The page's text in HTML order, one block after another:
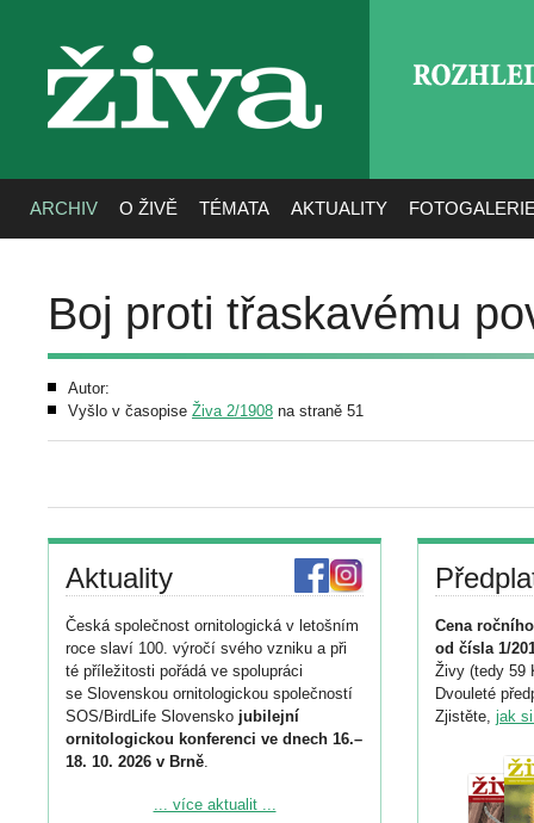
živa
ARCHIV O ŽIVĚ TÉMATA AKTUALITY
Boj proti třaskavému
Autor:
Vyšlo v časopise Živa 2/1908 na straně 51
Aktuality
Česká společnost ornitologická v letošním
roce slaví 100. výročí svého vzniku a při
té příležitosti pořádá ve spolupráci
se Slovenskou ornitologickou společností
SOS/BirdLife Slovensko jubilejní
ornitologickou konferenci ve dnech 16.–
18. 10. 2026 v Brně.
Podrobnější informace ke konferenci
... více aktualit ...
Cena
od čísla 1/
Živy (tedy 59
Dvouleté
Zjistěte, jak